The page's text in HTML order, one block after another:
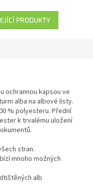
PRODUKTY
ochrannou kapsou ve
alba na albové listy.
% polyesteru. Přední
k trvalému uložení
stran.
mnoho možných
alb